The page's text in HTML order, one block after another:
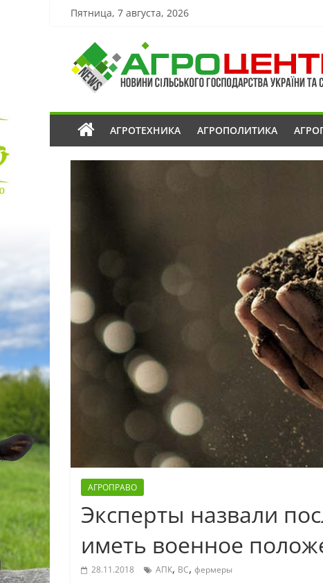
Пятница, 7 августа, 2026
АГРОТЕХНИКА АГРОПОЛИТИКА
АГРОПРАВО
Эксперты назвали
иметь военное
28.11.2018 АПК, ВС, фермеры